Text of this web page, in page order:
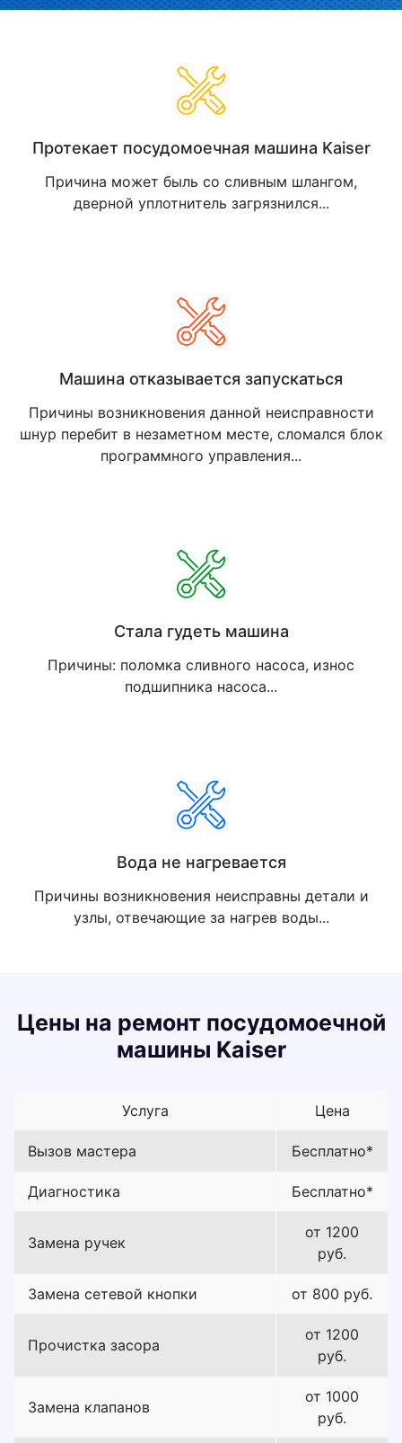
Протекает посудомоечная машина Kaiser
Причина может быль со сливным шлангом,
дверной уплотнитель загрязнился...
Машина отказывается запускаться
Причины возникновения данной неисправности
шнур перебит в незаметном месте, сломался блок
программного управления...
Стала гудеть машина
Причины: поломка сливного насоса, износ
подшипника насоса...
Вода не нагревается
Причины возникновения неисправны детали и
узлы, отвечающие за нагрев воды...
Цены на ремонт посудомоечной
машины Kaiser
Услуга Цена
Вызов мастера Бесплатно*
Диагностика Бесплатно*
Замена ручек
от 1200
руб.
Замена сетевой кнопки от 800 руб.
Прочистка засора
от 1200
руб.
Замена клапанов
от 1000
руб.